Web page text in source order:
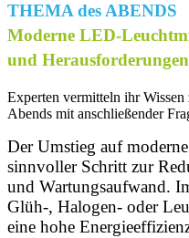
THEMA des ABENDS
Moderne LED-
und Herausforderungen
Experten vermitteln ihr Wissen
Abends mit anschließender
Der Umstieg auf
sinnvoller Schritt zur
und Wartungsaufwand.
Glüh-, Halogen- oder
eine hohe